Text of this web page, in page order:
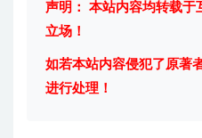
声明： 本站内容均转载于
立场！
如若本站内容侵犯了原著
进行处理！